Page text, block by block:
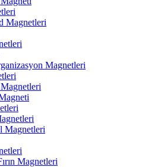
Magnetleri
Magnetleri
Magnetleri
Magnetleri